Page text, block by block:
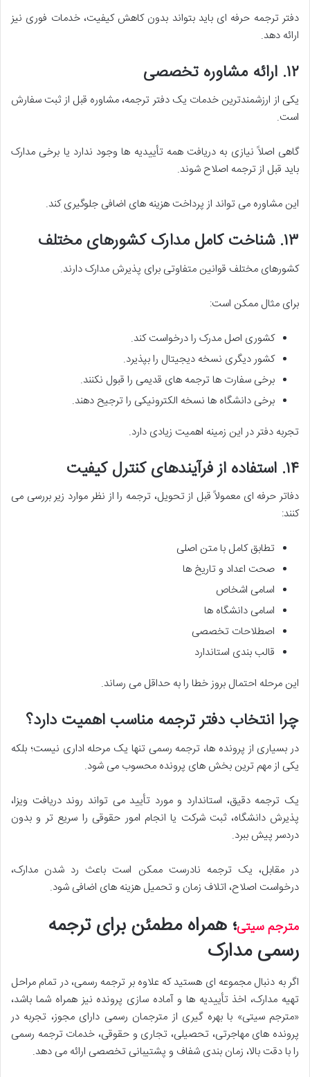
دفتر ترجمه حرفه ای باید بتواند بدون کاهش کیفیت، خدمات فوری نیز
ارائه دهد.
۱۲. ارائه مشاوره تخصصی
یکی از ارزشمندترین خدمات یک دفتر ترجمه، مشاوره قبل از ثبت سفارش
است.
گاهی اصلاً نیازی به دریافت همه تأییدیه ها وجود ندارد یا برخی مدارک
باید قبل از ترجمه اصلاح شوند.
این مشاوره می تواند از پرداخت هزینه های اضافی جلوگیری کند.
۱۳. شناخت کامل مدارک کشورهای مختلف
کشورهای مختلف قوانین متفاوتی برای پذیرش مدارک دارند.
برای مثال ممکن است:
کشوری اصل مدرک را درخواست کند.
کشور دیگری نسخه دیجیتال را بپذیرد.
برخی سفارت ها ترجمه های قدیمی را قبول نکنند.
برخی دانشگاه ها نسخه الکترونیکی را ترجیح دهند.
تجربه دفتر در این زمینه اهمیت زیادی دارد.
۱۴. استفاده از فرآیندهای کنترل کیفیت
دفاتر حرفه ای معمولاً قبل از تحویل، ترجمه را از نظر موارد زیر بررسی می
کنند:
تطابق کامل با متن اصلی
صحت اعداد و تاریخ ها
اسامی اشخاص
اسامی دانشگاه ها
اصطلاحات تخصصی
قالب بندی استاندارد
این مرحله احتمال بروز خطا را به حداقل می رساند.
چرا انتخاب دفتر ترجمه مناسب اهمیت دارد؟
در بسیاری از پرونده ها، ترجمه رسمی تنها یک مرحله اداری نیست؛ بلکه
یکی از مهم ترین بخش های پرونده محسوب می شود.
یک ترجمه دقیق، استاندارد و مورد تأیید می تواند روند دریافت ویزا،
پذیرش دانشگاه، ثبت شرکت یا انجام امور حقوقی را سریع تر و بدون
دردسر پیش ببرد.
در مقابل، یک ترجمه نادرست ممکن است باعث رد شدن مدارک،
درخواست اصلاح، اتلاف زمان و تحمیل هزینه های اضافی شود.
مترجم سیتی؛ همراه مطمئن برای ترجمه
رسمی مدارک
اگر به دنبال مجموعه ای هستید که علاوه بر ترجمه رسمی، در تمام مراحل
تهیه مدارک، اخذ تأییدیه ها و آماده سازی پرونده نیز همراه شما باشد،
«مترجم سیتی» با بهره گیری از مترجمان رسمی دارای مجوز، تجربه در
پرونده های مهاجرتی، تحصیلی، تجاری و حقوقی، خدمات ترجمه رسمی
را با دقت بالا، زمان بندی شفاف و پشتیبانی تخصصی ارائه می دهد.